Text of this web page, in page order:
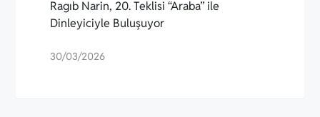
Ragıb Narin, 20. Teklisi “Araba” ile
Dinleyiciyle Buluşuyor
30/03/2026